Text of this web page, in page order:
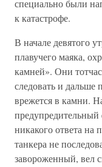
специально были
к катастрофе.
В начале девятого
плавучего маяка,
камней». Они
следовать и
врежется в камни.
никакого ответа на
танкера не
завороженный, вел